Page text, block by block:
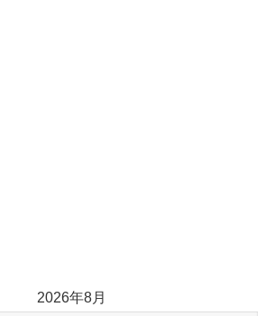
2026年8月